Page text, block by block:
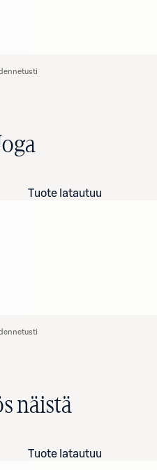
Tuote latautuu
näistä
Tuote latautuu